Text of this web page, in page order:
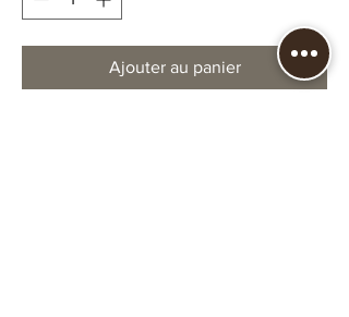
Ajouter au panier